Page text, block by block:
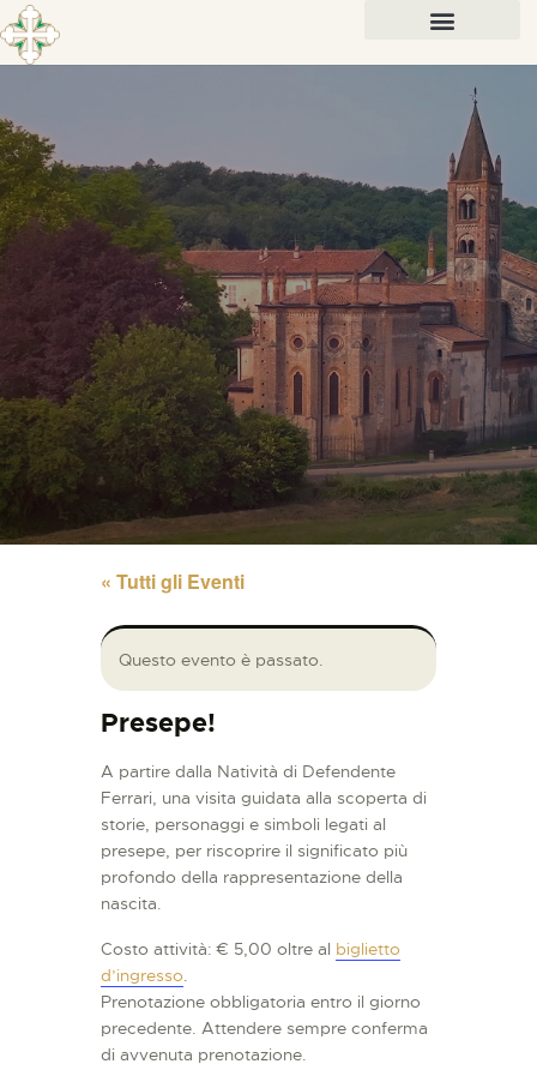
« Tutti gli Eventi
Questo evento è passato.
Presepe!
A partire dalla Natività di Defendente
Ferrari, una visita guidata alla scoperta di
storie, personaggi e simboli legati al
presepe, per riscoprire il significato più
profondo della rappresentazione della
nascita.
Costo attività: € 5,00 oltre al biglietto
d’ingresso.
Prenotazione obbligatoria entro il giorno
precedente. Attendere sempre conferma
di avvenuta prenotazione.